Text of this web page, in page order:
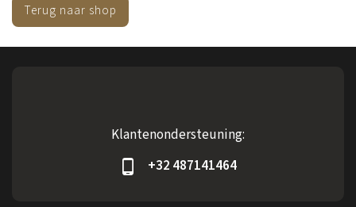
Terug naar shop
Klantenondersteuning:
+32 487141464